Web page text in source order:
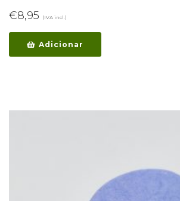
€8,95 (IVA incl.)
Adicionar